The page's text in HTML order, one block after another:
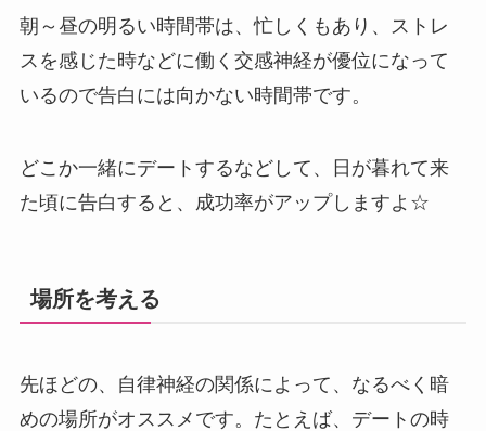
朝～昼の明るい時間帯は、忙しくもあり、ストレ
スを感じた時などに働く交感神経が優位になって
いるので告白には向かない時間帯です。
どこか一緒にデートするなどして、日が暮れて来
た頃に告白すると、成功率がアップしますよ☆
場所を考える
先ほどの、自律神経の関係によって、なるべく暗
めの場所がオススメです。たとえば、デートの時